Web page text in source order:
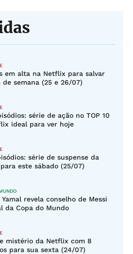
em alta na Netflix para salvar
de semana (25 e 26/07)
série de ação no TOP 10
ideal para ver hoje
série de suspense da
este sábado (25/07)
Yamal revela conselho de Messi
da Copa do Mundo
mistério da Netflix com 8
para sua sexta (24/07)